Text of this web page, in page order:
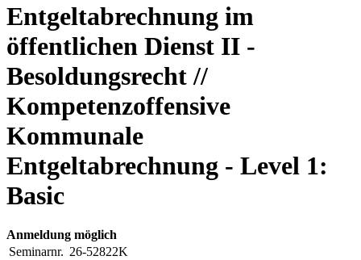
Entgeltabrechnung im
öffentlichen Dienst II -
Besoldungsrecht //
Kompetenzoffensive
Kommunale
Entgeltabrechnung - Level 1:
Basic
Anmeldung möglich
Seminarnr. 26-52822K